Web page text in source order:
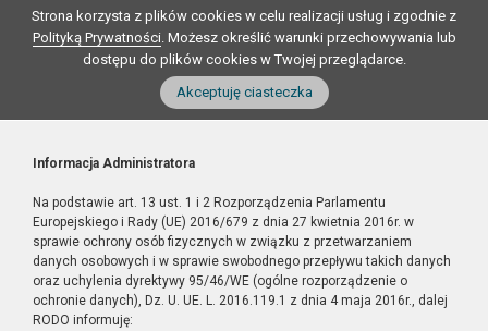
Strona korzysta z plików cookies w celu realizacji usług i zgodnie z
Polityką Prywatności. Możesz określić warunki przechowywania lub
dostępu do plików cookies w Twojej przeglądarce.
Akceptuję ciasteczka
Informacja Administratora
Na podstawie art. 13 ust. 1 i 2 Rozporządzenia Parlamentu
Europejskiego i Rady (UE) 2016/679 z dnia 27 kwietnia 2016r. w
sprawie ochrony osób fizycznych w związku z przetwarzaniem
danych osobowych i w sprawie swobodnego przepływu takich danych
oraz uchylenia dyrektywy 95/46/WE (ogólne rozporządzenie o
ochronie danych), Dz. U. UE. L. 2016.119.1 z dnia 4 maja 2016r., dalej
RODO informuję: